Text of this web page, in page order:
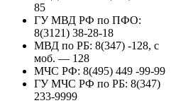
85
ГУ МВД РФ по ПФО:
8(3121) 38-28-18
МВД по РБ: 8(347) -128, с
моб. — 128
МЧС РФ: 8(495) 449 -99-99
ГУ МЧС РФ по РБ: 8(347)
233-9999